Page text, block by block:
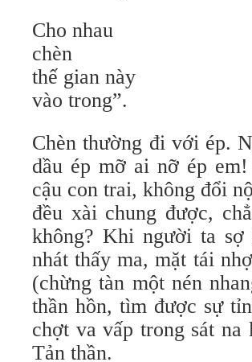
Cho nhau
chèn
thế gian này
vào trong”.
Chèn thường đi với ép.
dầu ép mỡ ai nỡ ép
cậu con trai, không đổi
đều xài chung được,
không? Khi người ta
nhát thấy ma, mặt tái
(chừng tàn một nén
thần hồn, tìm được sự
chợt va vấp trong sát
Tản thần.